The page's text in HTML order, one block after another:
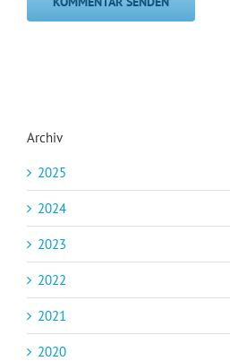
Archiv
2025
2024
2023
2022
2021
2020